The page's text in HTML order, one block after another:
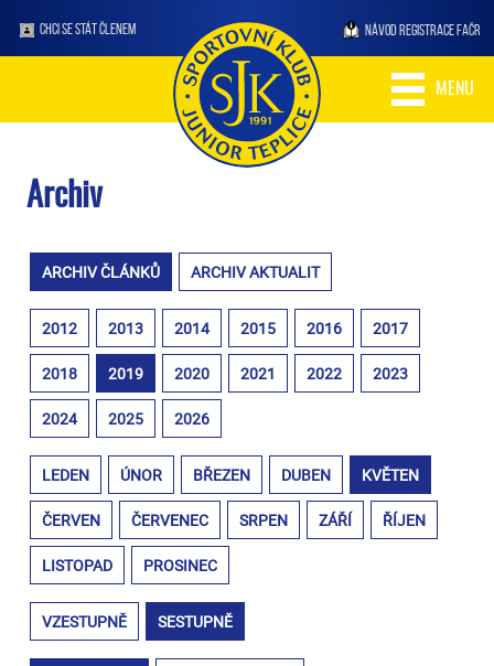
CHCI SE STÁT ČLENEM NÁVOD REGISTRACE FAČR
MENU
Archiv
ARCHIV ČLÁNKŮ ARCHIV AKTUALIT
2012 2013 2014 2015 2016 2017
2018 2019 2020 2021 2022 2023
2024 2025 2026
LEDEN ÚNOR BŘEZEN DUBEN KVĚTEN
ČERVEN ČERVENEC SRPEN ZÁŘÍ ŘÍJEN
LISTOPAD PROSINEC
VZESTUPNĚ SESTUPNĚ